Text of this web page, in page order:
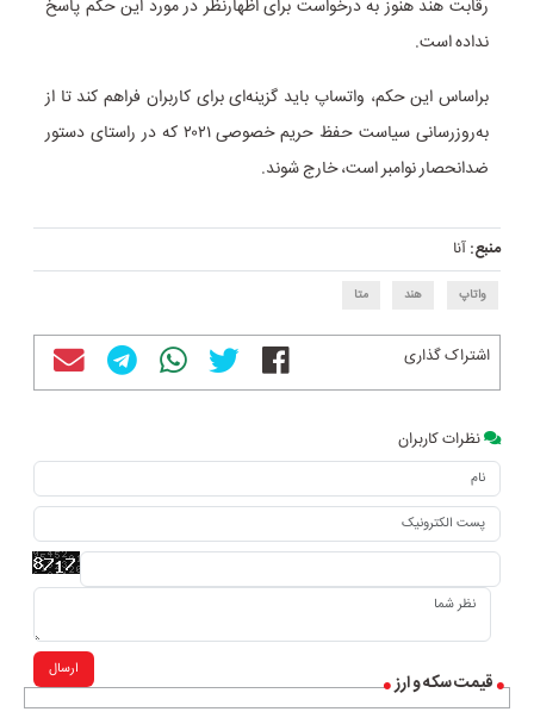
قیمت سکه و ارز
رقابت هند هنوز به درخواست برای اظهارنظر در مورد این حکم پاسخ
نداده است.
براساس این حکم، واتساپ باید گزینه‌ای برای کاربران فراهم کند تا از
به‌روزرسانی سیاست حفظ حریم خصوصی ۲۰۲۱ که در راستای دستور
ضدانحصار نوامبر است، خارج شوند.
منبع:آنا
واتاپ هند متا
اشتراک گذاری
نظرات کاربران
ارسال